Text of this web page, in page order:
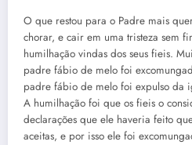
O que restou para o Padre mais
chorar, e cair em uma tristeza sem
humilhação vindas dos seus fieis.
padre fábio de melo foi
padre fábio de melo foi expulso da
A humilhação foi que os fieis o
declarações que ele haveria feito
aceitas, e por isso ele foi